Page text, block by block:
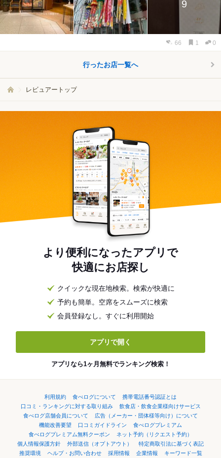
9
66 1 0
行ったお店一覧へ
レビュアートップ
より便利になったアプリで
快適にお店探し
クイックな現在地検索。検索が快適に
予約も簡単。空席をスムーズに検索
会員登録なし。すぐに利用開始
アプリで開く
アプリなら1ヶ月無料でランキング検索！
利用規約 食べログについて
携帯電話番号認証とは
口コミ・ランキングに対する取り組み
飲食店・飲食企業様向けサービス
食べログ店舗会員について
広告（メーカー・団体様等向け）について
機能改善要望
口コミガイドライン
食べログプレミアム
食べログプレミアム無料クーポン
ネット予約（リクエスト予約）
個人情報保護方針
外部送信（オプトアウト）
特定商取引法に基づく表記
推奨環境
ヘルプ・お問い合わせ 採用情報 企業情報 キーワード一覧